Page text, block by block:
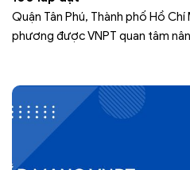
Quận Tân Phú, Thành phố Hồ
phương được VNPT quan tâm
viễn thông nơi đây cũng ngày…